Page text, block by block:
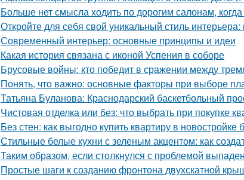
Больше нет смысла ходить по дорогим салонам,
Откройте для себя свой уникальный стиль интерьера:
Современный интерьер: основные принципы и идеи
Какая история связана с иконой Успения в соборе
Брусовые войны: кто победит в сражении между
Понять, что важно: основные факторы при выборе
Татьяна Буланова: Краснодарский баскетбольный
Чистовая отделка или без: что выбрать при покупке
Без стен: как выгодно купить квартиру в новостройке
Стильные белые кухни с зеленым акцентом: как
Таким образом, если столкнулся с проблемой
Простые шаги к созданию фронтона двухскатной